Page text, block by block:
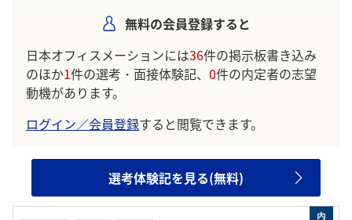
無料の会員登録すると
日本オフィスメーションには36件の掲示板書き込み
のほか1件の選考・面接体験記、 0件の内定者の志望
動機があります。
ログイン／会員登録すると閲覧できます。
選考体験記を見る(無料)